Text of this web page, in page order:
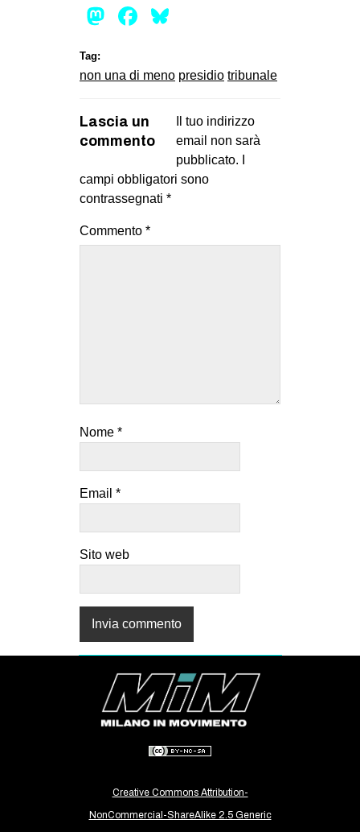
Mastodon
Facebook
Tag:
non una di meno presidio tribunale
Lascia un
commento
Il tuo indirizzo
email non sarà
pubblicato.
campi obbligatori sono
contrassegnati *
Commento *
Nome *
Email *
Sito web
Creative Commons Attribution-
NonCommercial-ShareAlike 2.5 Generic